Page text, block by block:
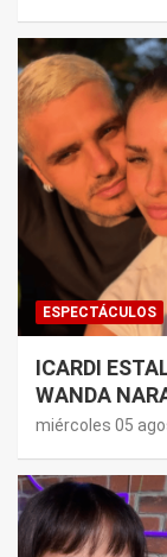
ESPECTÁCULOS
ICARDI
WANDA
NORDELTA:
miércoles 05